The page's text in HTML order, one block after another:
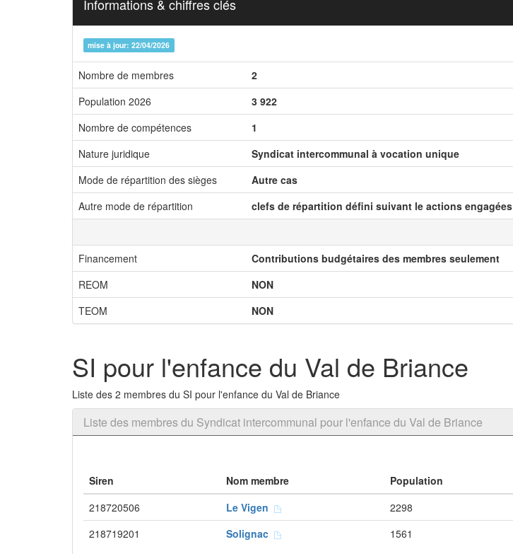
Informations & chiffres clés
mise à jour: 22/04/2026
Nombre de membres 2
Population 2026
3 922
Nombre de compétences
1
Nature juridique
Syndicat intercommunal à vocation unique
Mode de répartition des sièges
Autre cas
Autre mode de répartition
clefs de répartition défini suivant le actions engagées
Financement
Contributions budgétaires des membres seulement
REOM
NON
TEOM NON
SI pour l'enfance du Val de Briance
Liste des 2 membres du SI pour l'enfance du Val de Briance
Liste des membres du Syndicat intercommunal pour l'enfance du Val de Briance
Siren Nom membre Population
218720506
Le Vigen 2298
218719201 Solignac 1561